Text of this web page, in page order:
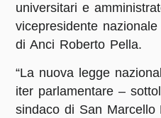
universitari e
vicepresidente
di Anci Roberto Pella.
“La nuova legge
iter parlamentare –
sindaco di San Marcello